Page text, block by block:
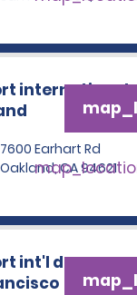
international
7600 Earhart Rd
Oakland, CA 94621
int'l de